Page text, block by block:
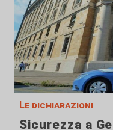
Le dichiarazioni
Sicurezza a